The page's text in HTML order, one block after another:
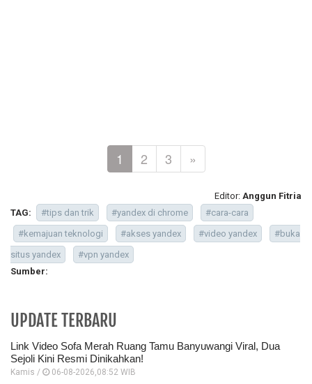
1 2 3 »
Editor: Anggun Fitria
TAG:
#tips dan trik #yandex di chrome
#cara-cara
#kemajuan teknologi
#akses yandex #video yandex
#buka
situs yandex
#vpn yandex
Sumber:
UPDATE TERBARU
Link Video Sofa Merah Ruang Tamu Banyuwangi Viral, Dua
Sejoli Kini Resmi Dinikahkan!
Kamis / 06-08-2026,08:52 WIB